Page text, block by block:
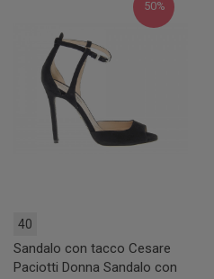
50%
40
Sandalo con tacco Cesare
Paciotti Donna Sandalo con